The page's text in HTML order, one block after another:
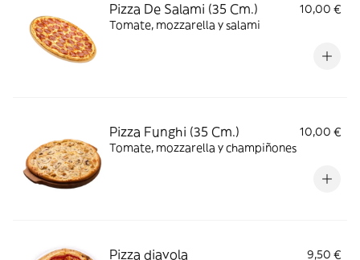
Pizza De Salami (35 Cm.)
10,00 €
Tomate, mozzarella y salami
Pizza Funghi (35 Cm.)
10,00 €
Tomate, mozzarella y champiñones
Pizza diavola 9,50 €